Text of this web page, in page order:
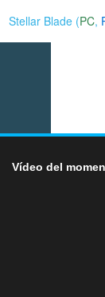
Stellar Blade (PC,
Vídeo del